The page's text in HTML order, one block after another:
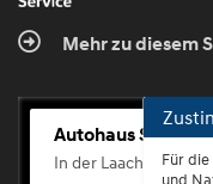
Mehr zu diesem
Autohaus
In der Laach 76,Für
und